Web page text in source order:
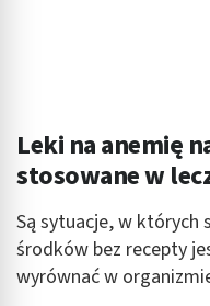
Leki na anemię
stosowane w
Są sytuacje, w
środków bez recepty
wyrównać w